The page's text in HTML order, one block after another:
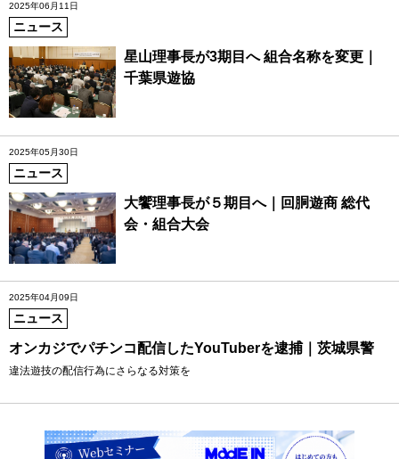
2025年06月11日
ニュース
星山理事長が3期目へ 組合名称を変更｜
千葉県遊協
2025年05月30日
ニュース
大饗理事長が５期目へ｜回胴遊商 総代
会・組合大会
2025年04月09日
ニュース
オンカジでパチンコ配信したYouTuberを逮捕｜茨城県警
違法遊技の配信行為にさらなる対策を